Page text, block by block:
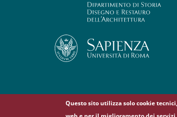
Questo sito utilizza solo cookie